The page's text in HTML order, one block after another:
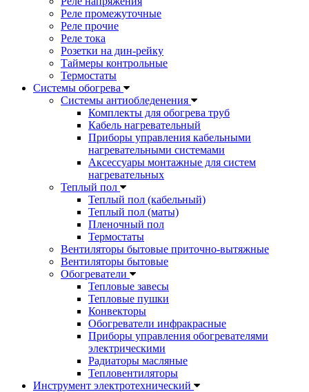
Реле промежуточные
Реле прочие
Реле тока
Розетки на дин-рейку
Таймеры контрольные
Термостаты
Системы обогрева
Системы антиобледенения
Комплекты для обогрева труб
Кабель нагревательный
Приборы управления кабельными
нагревательными системами
Аксессуары монтажные для систем
нагревательных
Теплый пол
Теплый пол (кабельный)
Теплый пол (маты)
Пленочный пол
Термостаты
Вентиляторы бытовые приточно-вытяжные
Вентиляторы бытовые
Обогреватели
Тепловые завесы
Тепловые пушки
Конвекторы
Обогреватели инфракрасные
Приборы управления обогревателями
электрическими
Радиаторы масляные
Тепловентиляторы
Инструмент электротехнический